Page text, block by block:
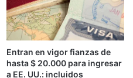
Entran en vigor fianzas de
hasta $ 20.000 para ingresar
a EE. UU.: incluidos